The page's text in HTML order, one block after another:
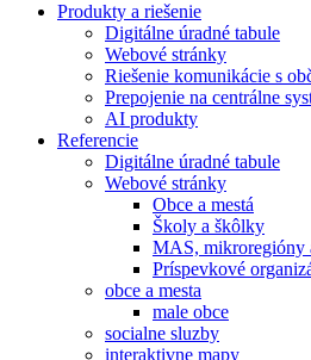
Produkty a riešenie
Digitálne úradné tabule
Webové stránky
Riešenie komunikácie s
Prepojenie na centrálne
AI produkty
Referencie
Digitálne úradné tabule
Webové stránky
Obce a mestá
Školy a škôlky
MAS, mikroregióny
Príspevkové
obce a mesta
male obce
socialne sluzby
interaktivne mapy